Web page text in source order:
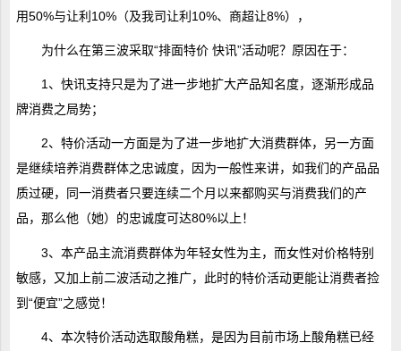
用50%与让利10%（及我司让利10%、商超让8%），
为什么在第三波采取“排面特价 快讯”活动呢？原因在于：
1、快讯支持只是为了进一步地扩大产品知名度，逐渐形成品
牌消费之局势；
2、特价活动一方面是为了进一步地扩大消费群体，另一方面
是继续培养消费群体之忠诚度，因为一般性来讲，如我们的产品品
质过硬，同一消费者只要连续二个月以来都购买与消费我们的产
品，那么他（她）的忠诚度可达80%以上！
3、本产品主流消费群体为年轻女性为主，而女性对价格特别
敏感，又加上前二波活动之推广，此时的特价活动更能让消费者捡
到“便宜”之感觉！
4、本次特价活动选取酸角糕，是因为目前市场上酸角糕已经